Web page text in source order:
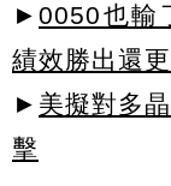
► 0050也輸
績效勝出還
► 美擬對多
擊